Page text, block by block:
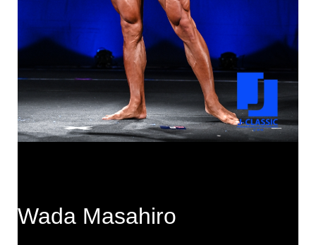
Wada Masahiro